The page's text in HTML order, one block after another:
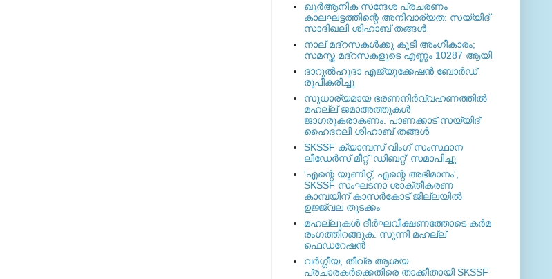
ഖുര്‍ആനിക സന്ദേശ പ്രചരണം
കാലഘട്ടത്തിന്റെ അനിവാര്യത: സയ്യിദ്
സാദിഖലി ശിഹാബ് തങ്ങള്‍
നാല് മദ്‌റസകള്‍ക്കു കൂടി അംഗീകാരം;
സമസ്ത മദ്‌റസകളുടെ എണ്ണം 10287 ആയി
ദാറുല്‍ഹുദാ എജ്യുക്കേഷന്‍ ബോര്‍ഡ്
രൂപീകരിച്ചു
സുധാര്യമായ ഭരണനിര്‍വ്വഹണത്തില്‍
മഹല്ല് ജമാഅത്തുകള്‍
ജാഗരൂകരാകണം: പാണക്കാട് സയ്യിദ്
ഹൈദറലി ശിഹാബ് തങ്ങള്‍
SKSSF ക്യാമ്പസ് വിംഗ് സംസ്ഥാന
ലീഡേർസ് മീറ്റ് 'ഡിബറ്റ്' സമാപിച്ചു
'എന്റെ യൂണിറ്റ്, എന്റെ അഭിമാനം';
SKSSF സംഘടനാ ശാക്തീകരണ
കാമ്പയിന് കാസര്‍കോട് ജില്ലയില്‍
ഉജ്ജ്വല തുടക്കം
മഹല്ലുകള്‍ ദീര്‍ഘവീക്ഷണത്തോടെ കര്‍മ
രംഗത്തിറങ്ങുക: സുന്നി മഹല്ല്
ഫെഡറേഷന്‍
വര്‍ഗ്ഗീയ, തീവ്ര ആശയ
പ്രചാരകര്‍ക്കെതിരെ താക്കീതായി SKSSF